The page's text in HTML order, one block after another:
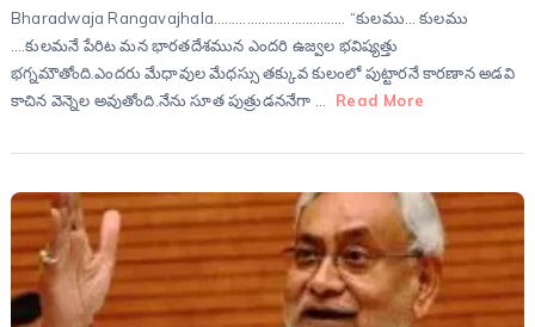
Bharadwaja Rangavajhala……………………………… “కుల‌ము… కుల‌ము
….కుల‌మ‌నే పేరిట మ‌న భార‌త‌దేశ‌మున ఎంద‌రి ఉజ్వ‌ల‌ భ‌విష్య‌త్తు
భ‌గ్న‌మౌతోంది.ఎంద‌రు మేధావుల మేధ‌స్సు తక్కువ కులంలో పుట్టార‌నే కార‌ణాన అడవి
కాచిన వెన్నెల అవుతోంది.నేను సూత పుత్రుడ‌ననేగా …
Read More